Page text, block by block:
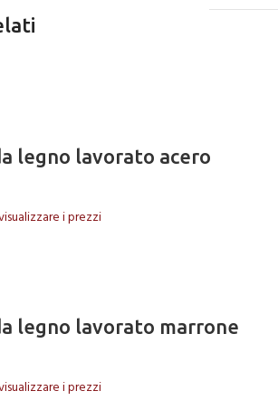
legno lavorato acero
i prezzi
legno lavorato marrone
i prezzi